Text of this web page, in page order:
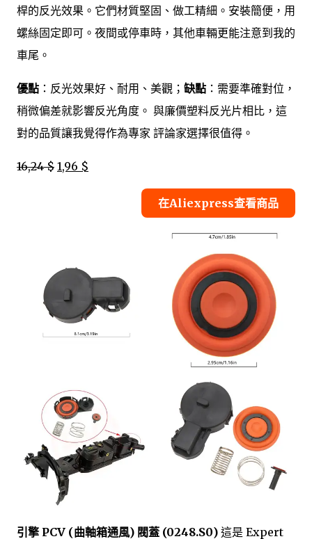
桿的反光效果。它們材質堅固、做工精細。安裝簡便，用
螺絲固定即可。夜間或停車時，其他車輛更能注意到我的
車尾。
優點 ：反光效果好、耐用、美觀； 缺點 ：需要準確對位，
稍微偏差就影響反光角度。 與廉價塑料反光片相比，這
對的品質讓我覺得作為專家 評論家選擇很值得。
16,24 $ 1,96 $
在Aliexpress查看商品
引擎 PCV (曲軸箱通風) 閥蓋 (0248.S0) 這是 Expert